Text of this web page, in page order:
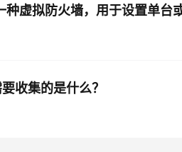
虚拟防火墙，用于设置单台
收集的是什么？